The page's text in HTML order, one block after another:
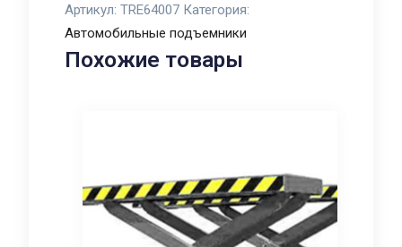
Артикул: TRE64007 Категория:
Автомобильные подъемники
Похожие товары